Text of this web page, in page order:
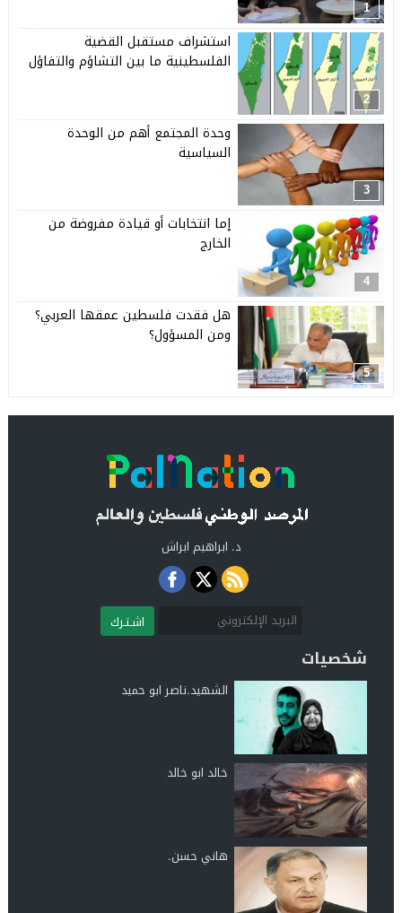
1
2
استشراف مستقبل القضية
الفلسطينية ما بين التشاؤم والتفاؤل
3
وحدة المجتمع أهم من الوحدة
السياسية
4
إما انتخابات أو قيادة مفروضة من
الخارج
5
هل فقدت فلسطين عمقها العربي؟
ومن المسؤول؟
د. ابراهيم ابراش
اشـتـرك
شخصيات
الشهيد.ناصر ابو حميد
خالد ابو خالد
هاني حسن.